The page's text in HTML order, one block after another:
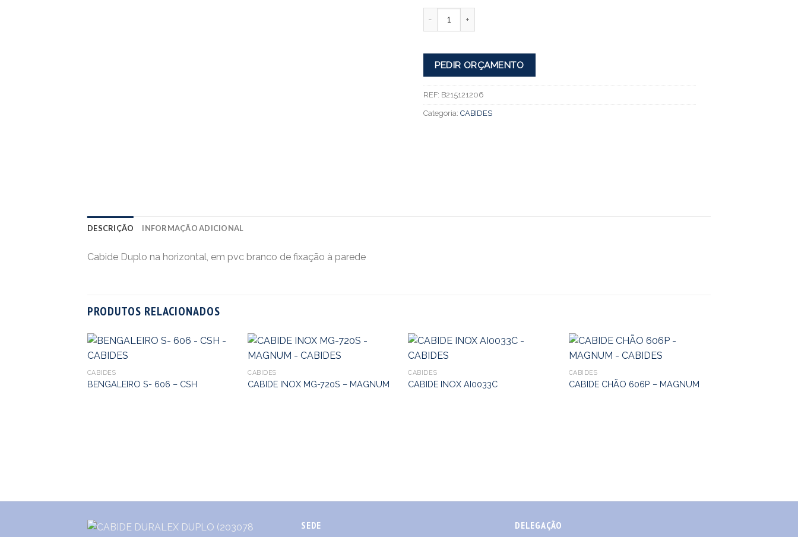
PEDIR ORÇAMENTO
REF: B215121206
Categoria: CABIDES
DESCRIÇÃO INFORMAÇÃO ADICIONAL
Cabide Duplo na horizontal, em pvc branco de fixação à parede
PRODUTOS RELACIONADOS
CABIDES
BENGALEIRO S- 606 – CSH
CABIDES
CABIDE INOX MG-720S – MAGNUM
CABIDES
CABIDE INOX AI0033C
CABIDES
CABIDE CHÃO 606P – MAGNUM
SEDE DELEGAÇÃO